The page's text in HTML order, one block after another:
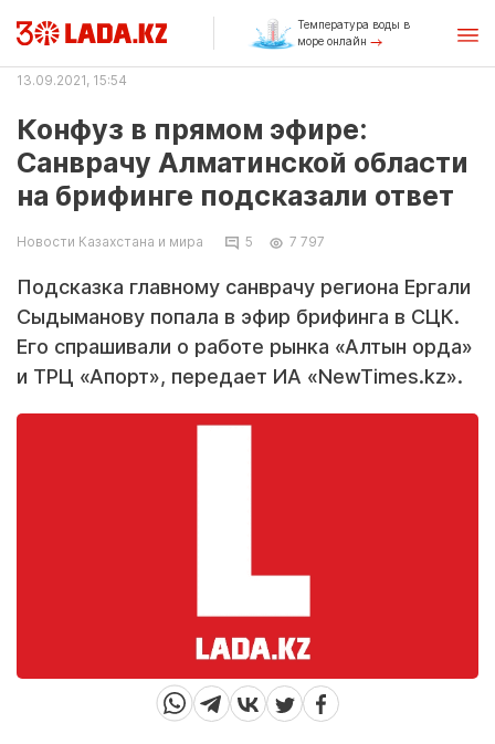
Температура воды в
море онлайн
13.09.2021, 15:54
Конфуз в прямом эфире:
Санврачу Алматинской области
на брифинге подсказали ответ
Новости Казахстана и мира 5 7 797
Подсказка главному санврачу региона Ергали
Сыдыманову попала в эфир брифинга в СЦК.
Его спрашивали о работе рынка «Алтын орда»
и ТРЦ «Апорт», передает ИА «NewTimes.kz».